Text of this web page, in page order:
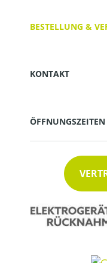
BESTELLUNG &
KONTAKT
ÖFFNUNGSZEITEN